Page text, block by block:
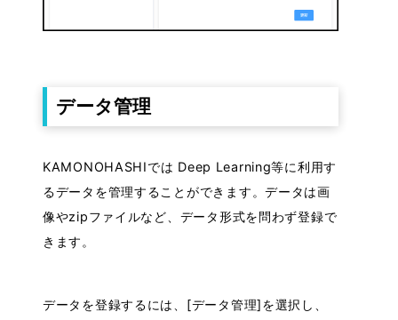
データ管理
KAMONOHASHIでは Deep Learning等に利用す
るデータを管理することができます。データは画
像やzipファイルなど、データ形式を問わず登録で
きます。
データを登録するには、[データ管理]を選択し、